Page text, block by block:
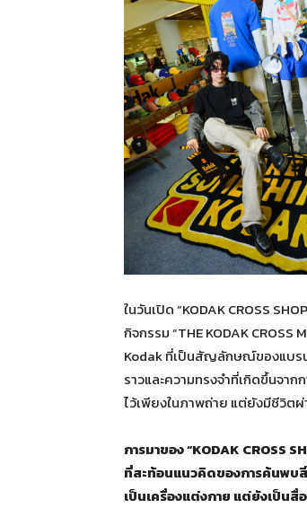
ในวันเปิด “KODAK CROSS
กิจกรรม “THE KODAK
Kodak ที่เป็นสัญลักษณ์ของแบร
ราวและความทรงจำที่เกิดขึ้นจา
ไว้เพียงในภาพถ่าย แต่ยังมีชีวิต
การมาของ“KODAK CROSS
ที่สะท้อนแนวคิดของการค้นพบ
เป็นเครื่องแต่งกาย แต่ยังเป็นสื่